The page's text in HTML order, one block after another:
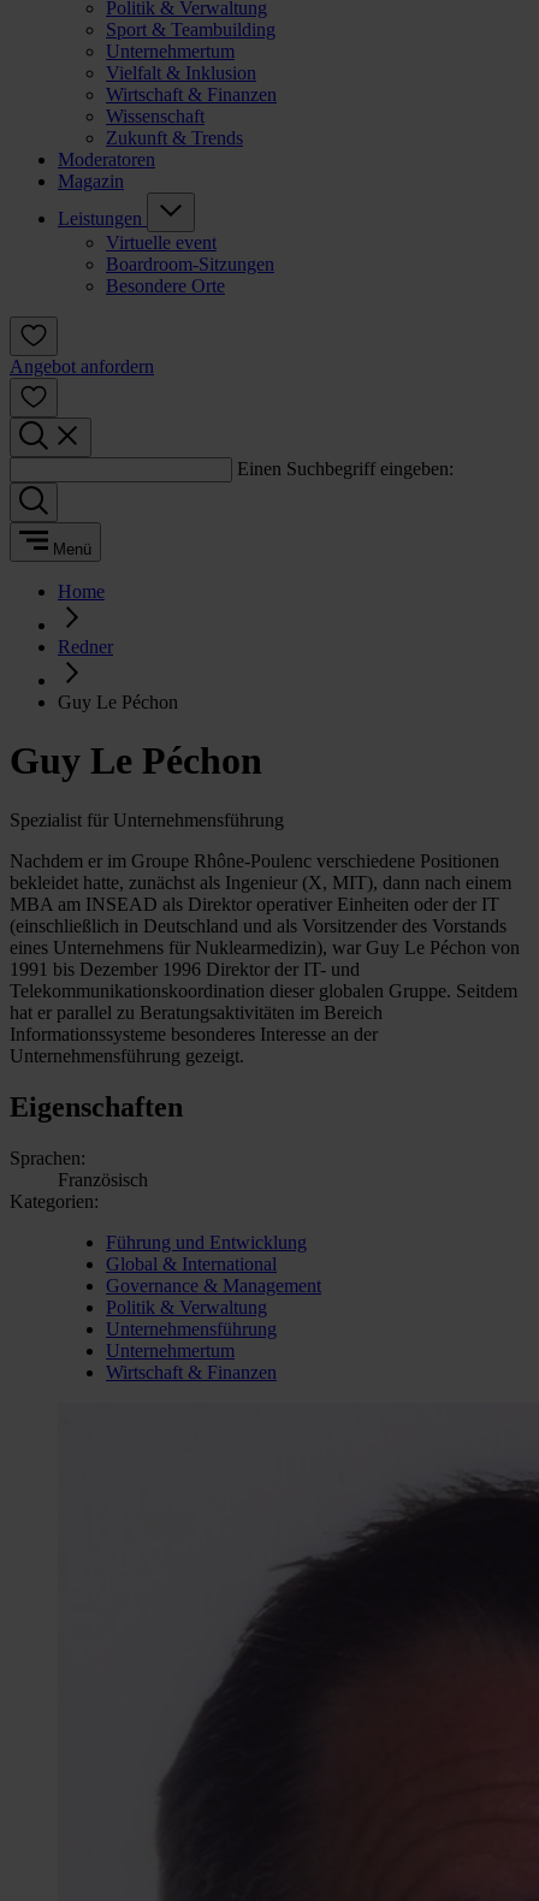
Politik & Verwaltung
Sport & Teambuilding
Unternehmertum
Vielfalt & Inklusion
Wirtschaft & Finanzen
Wissenschaft
Zukunft & Trends
Moderatoren
Magazin
Leistungen
Virtuelle event
Boardroom-Sitzungen
Besondere Orte
Angebot anfordern
Einen Suchbegriff eingeben:
Menü
Home
Redner
Guy Le Péchon
Guy Le Péchon
Spezialist für Unternehmensführung
Nachdem er im Groupe Rhône-Poulenc verschiedene Positionen
bekleidet hatte, zunächst als Ingenieur (X, MIT), dann nach einem
MBA am INSEAD als Direktor operativer Einheiten oder der IT
(einschließlich in Deutschland und als Vorsitzender des Vorstands
eines Unternehmens für Nuklearmedizin), war Guy Le Péchon von
1991 bis Dezember 1996 Direktor der IT- und
Telekommunikationskoordination dieser globalen Gruppe. Seitdem
hat er parallel zu Beratungsaktivitäten im Bereich
Informationssysteme besonderes Interesse an der
Unternehmensführung gezeigt.
Eigenschaften
Sprachen:
Französisch
Kategorien:
Führung und Entwicklung
Global & International
Governance & Management
Politik & Verwaltung
Unternehmensführung
Unternehmertum
Wirtschaft & Finanzen